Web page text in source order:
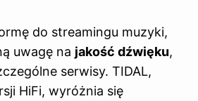
do streamingu muzyki,
uwagę na jakość dźwięku,
serwisy. TIDAL,
HiFi, wyróżnia się